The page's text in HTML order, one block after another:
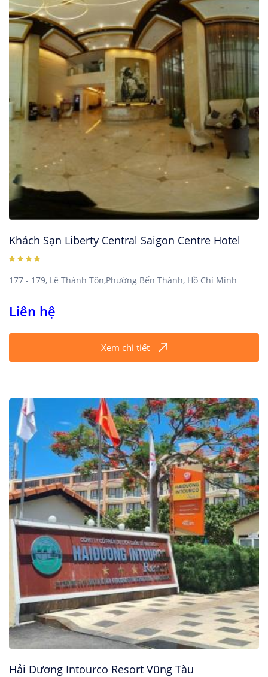
Khách Sạn Liberty Central Saigon Centre Hotel
177 - 179, Lê Thánh Tôn,Phường Bến Thành, Hồ Chí Minh
Liên hệ
Xem chi tiết
Hải Dương Intourco Resort Vũng Tàu